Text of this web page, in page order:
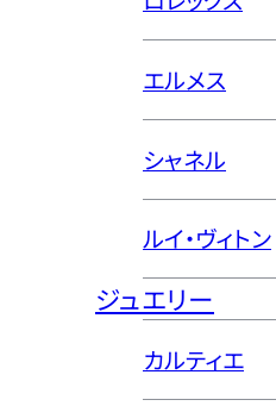
エルメス
シャネル
ルイ・ヴィトン
ジュエリー
カルティエ